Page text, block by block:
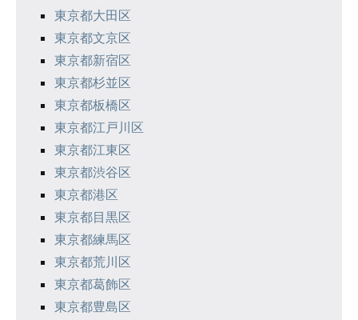
東京都大田区
東京都文京区
東京都新宿区
東京都杉並区
東京都板橋区
東京都江戸川区
東京都江東区
東京都渋谷区
東京都港区
東京都目黒区
東京都練馬区
東京都荒川区
東京都葛飾区
東京都豊島区